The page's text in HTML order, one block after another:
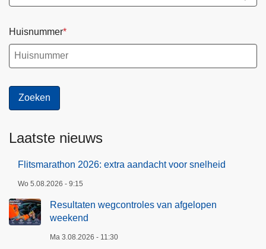
Huisnummer
Laatste nieuws
Flitsmarathon 2026: extra aandacht voor snelheid
Wo 5.08.2026 - 9:15
Resultaten wegcontroles van afgelopen
weekend
Ma 3.08.2026 - 11:30